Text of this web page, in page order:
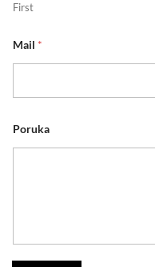
First
Mail *
Poruka